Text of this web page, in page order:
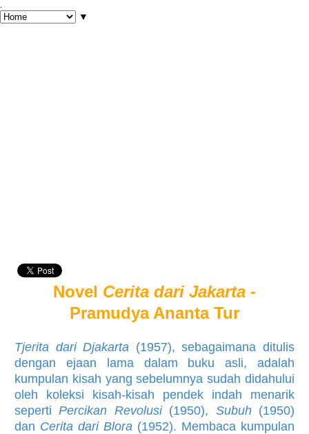
.
▼
Novel Cerita dari Jakarta -
Pramudya Ananta Tur
Tjerita dari Djakarta (1957), sebagaimana ditulis
dengan ejaan lama dalam buku asli, adalah
kumpulan kisah yang sebelumnya sudah didahului
oleh koleksi kisah-kisah pendek indah menarik
sepertiPercikan Revolusi(1950), Subuh (1950)
dan Ceri­ta dari Blora (1952). Membaca kumpul­an